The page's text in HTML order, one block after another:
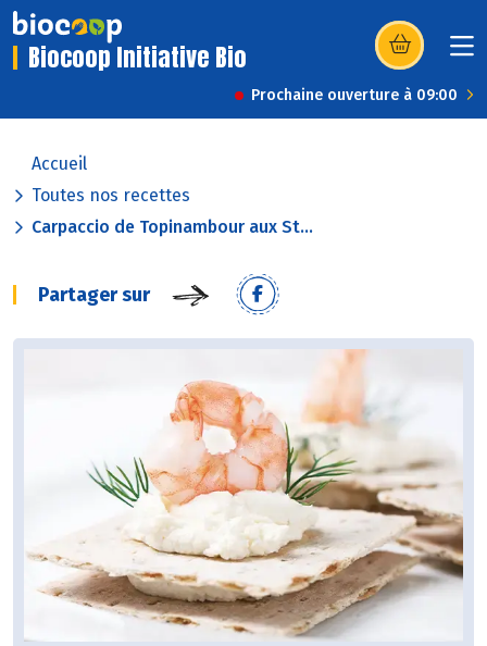
Biocoop Initiative Bio (s’ouvre dans
Prochaine ouverture à 09:00
Accueil
Toutes nos recettes
Carpaccio de Topinambour aux St...
Partager sur